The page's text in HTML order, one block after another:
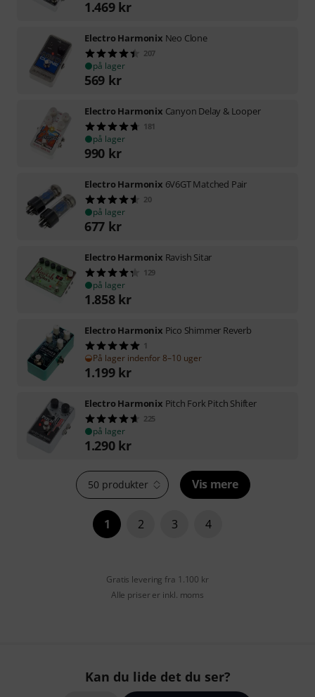
1.469 kr
Electro Harmonix Neo Clone
207
på lager
569 kr
Electro Harmonix Canyon Delay & Looper
181
på lager
990 kr
Electro Harmonix 6V6GT Matched Pair
20
på lager
677 kr
Electro Harmonix Ravish Sitar
129
på lager
1.858 kr
Electro Harmonix Pico Shimmer Reverb
1
På lager indenfor 8–10 uger
1.199 kr
Electro Harmonix Pitch Fork Pitch Shifter
225
på lager
1.290 kr
50 produkter Vis mere
1 2 3 4
Gratis levering fra 1.100 kr
Alle priser er inkl. moms
Kan du lide det du ser?